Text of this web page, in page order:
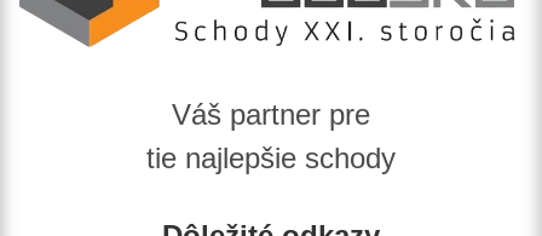
Váš partner pre
tie najlepšie schody